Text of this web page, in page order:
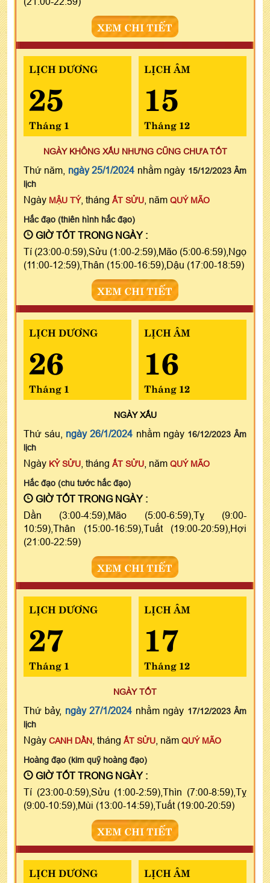
XEM CHI TIẾT
LỊCH DƯƠNG
25
Tháng 1
LỊCH ÂM
15
Tháng 12
NGÀY KHÔNG XẤU NHƯNG CŨNG CHƯA TỐT
Thứ năm, ngày 25/1/2024 nhằm ngày 15/12/2023 Âm
lịch
Ngày MẬU TÝ, tháng ẤT SỬU , năm QUÝ MÃO
Hắc đạo (thiên hình hắc đạo)
GIỜ TỐT TRONG NGÀY :
Tí (23:00-0:59),Sửu (1:00-2:59),Mão (5:00-6:59),Ngọ
(11:00-12:59),Thân (15:00-16:59),Dậu (17:00-18:59)
XEM CHI TIẾT
LỊCH DƯƠNG
26
Tháng 1
LỊCH ÂM
16
Tháng 12
NGÀYXẤU
Thứ sáu, ngày 26/1/2024 nhằm ngày 16/12/2023 Âm
lịch
Ngày KỶ SỬU , tháng ẤT SỬU , năm QUÝ MÃO
Hắc đạo (chu tước hắc đạo)
GIỜ TỐT TRONG NGÀY :
Dần (3:00-4:59),Mão (5:00-6:59),Tỵ (9:00-
10:59),Thân (15:00-16:59),Tuất (19:00-20:59),Hợi
(21:00-22:59)
XEM CHI TIẾT
LỊCH DƯƠNG
27
Tháng 1
LỊCH ÂM
17
Tháng 12
NGÀY TỐT
Thứ bảy, ngày 27/1/2024 nhằm ngày 17/12/2023 Âm
lịch
Ngày CANH DẦN , tháng ẤT SỬU , năm QUÝ MÃO
Hoàng đạo (kim quỹ hoàng đạo)
GIỜ TỐT TRONG NGÀY :
Tí (23:00-0:59),Sửu (1:00-2:59),Thìn (7:00-8:59),Tỵ
(9:00-10:59),Mùi (13:00-14:59),Tuất (19:00-20:59)
XEM CHI TIẾT
LỊCH DƯƠNG LỊCH ÂM